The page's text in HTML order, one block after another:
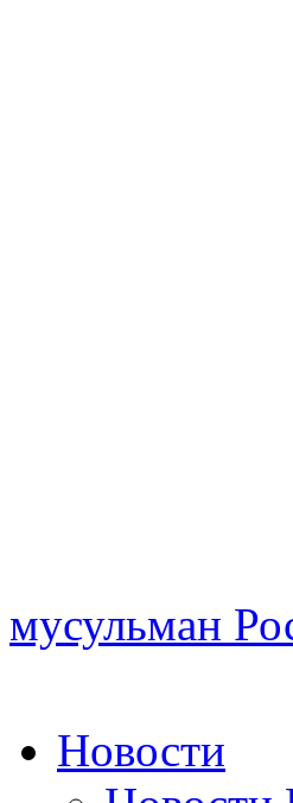
мусульман
Новости